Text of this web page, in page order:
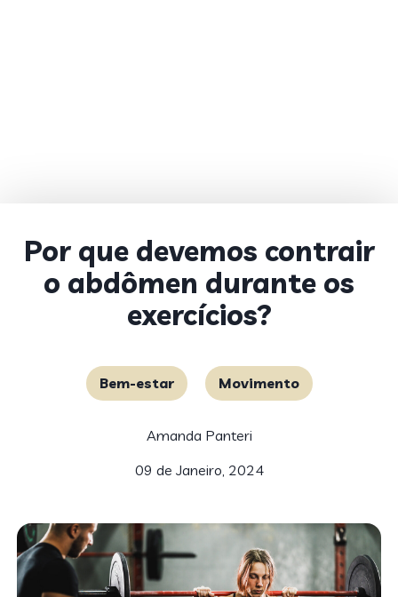
Por que devemos contrair
o abdômen durante os
exercícios?
Bem-estar Movimento
Amanda Panteri
09 de Janeiro, 2024